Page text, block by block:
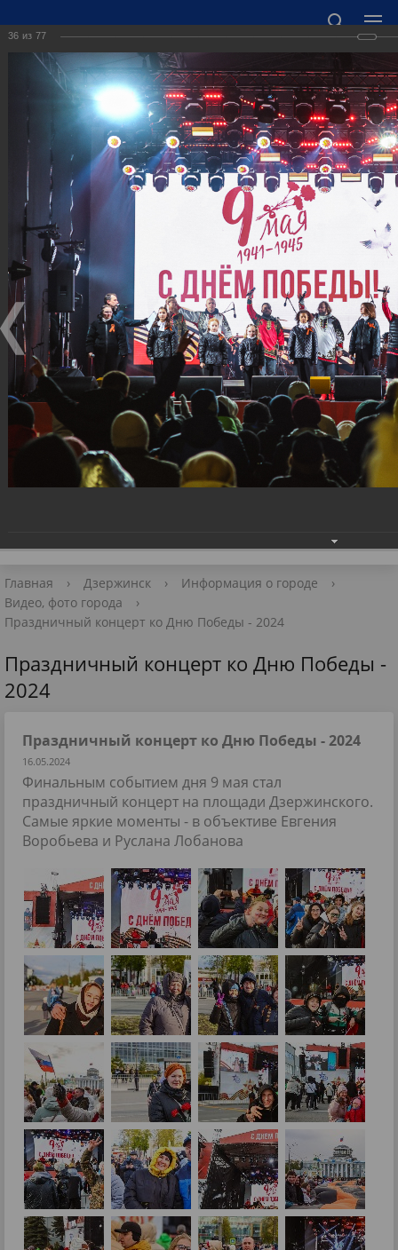
ОФИЦИАЛЬНЫЙ САЙТ АДМИНИСТРАЦИИ
ГОРОДСКОГО ОКРУГА ГОРОД ДЗЕРЖИНСК
НИЖЕГОРОДСКОЙ ОБЛАСТИ
Точный прогноз погоды в Дзержинске
https://world-weather.ru/informers/
🛜Карта WiFi🛜
606000 Нижегородская область, г. Дзержинск,
пл. Дзержинского, д. 1
Приёмная Главы
+7 (8313) 27-98-10
Главная › Дзержинск › Информация о городе
›
Видео, фото города
›
Праздничный концерт ко Дню Победы - 2024
Праздничный концерт ко Дню Победы -
2024
Праздничный концерт ко Дню Победы - 2024
16.05.2024
Финальным событием дня 9 мая стал
праздничный концерт на площади Дзержинского.
Самые яркие моменты - в объективе Евгения
Воробьева и Руслана Лобанова
36 из 77